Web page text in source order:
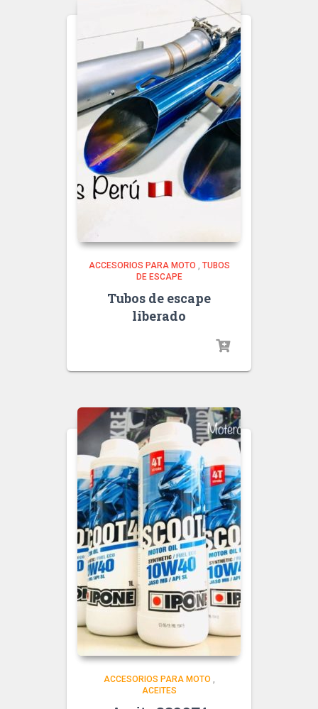
ACCESORIOS PARA MOTO , TUBOS
DE ESCAPE
Tubos de escape
liberado
ACCESORIOS PARA MOTO,
ACEITES